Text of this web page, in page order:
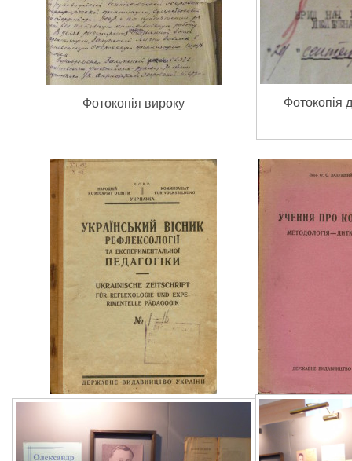
Фотокопія вироку Фотокопія